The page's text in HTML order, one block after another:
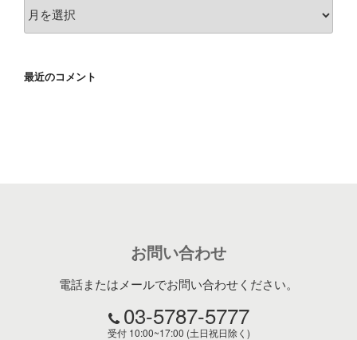
ア
ー
イ
最近のコメント
お問い合わせ
電話またはメールでお問い合わせください。
03-5787-5777
受付 10:00~17:00 (土日祝日除く)